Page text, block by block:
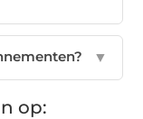
▼
op: